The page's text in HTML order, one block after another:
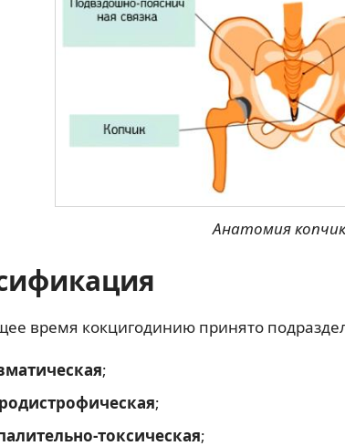
Анатомия
время кокцигодинию принято
;
;
токсическая;